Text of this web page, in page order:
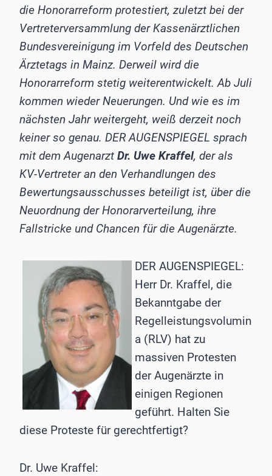
die Honorarreform protestiert, zuletzt bei der
Vertreterversammlung der Kassenärztlichen
Bundesvereinigung im Vorfeld des Deutschen
Ärztetags in Mainz. Derweil wird die
Honorarreform stetig weiterentwickelt. Ab Juli
kommen wieder Neuerungen. Und wie es im
nächsten Jahr weitergeht, weiß derzeit noch
keiner so genau. DER AUGENSPIEGEL sprach
mit dem Augenarzt Dr. Uwe Kraffel, der als
KV-Vertreter an den Verhandlungen des
Bewertungsausschusses beteiligt ist, über die
Neuordnung der Honorarverteilung, ihre
Fallstricke und Chancen für die Augenärzte.
DER AUGENSPIEGEL:
Herr Dr. Kraffel, die
Bekanntgabe der
Regelleistungsvolumin
a (RLV) hat zu
massiven Protesten
der Augenärzte in
einigen Regionen
geführt. Halten Sie
diese Proteste für gerechtfertigt?
Dr. Uwe Kraffel: